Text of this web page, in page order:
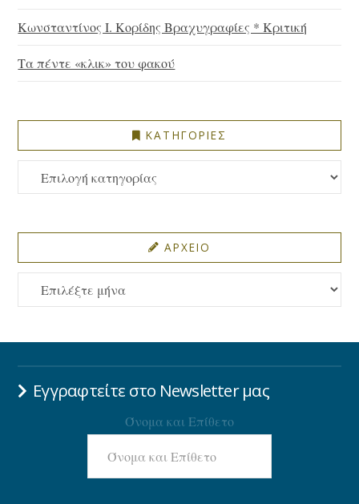
Κωνσταντίνος Ι. Κορίδης Βραχυγραφίες * Κριτική
Τα πέντε «κλικ» του φακού
ΚΑΤΗΓΟΡΙΕΣ
ΚΑΤΗΓΟΡΙΕΣ
ΑΡΧΕΙΟ
ΑΡΧΕΙΟ
Εγγραφτείτε στο Newsletter μας
Όνομα και Επίθετο